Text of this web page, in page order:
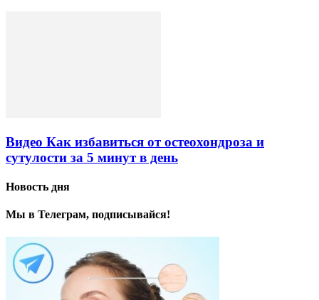
Видео Как избавиться от остеохондроза и
сутулости за 5 минут в день
Новость дня
Мы в Телеграм, подписывайся!